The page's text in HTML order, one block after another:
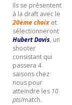
Ils se présentent
à la draft avec le
20ème choix et
sélectionneront
Hubert Davis, un
shooter
consistant qui
passera 4
saisons chez
nous pour
atteindre les 10
pts/match.